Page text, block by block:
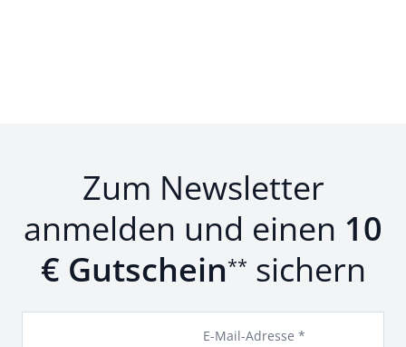
Zum Newsletter
anmelden und einen 10
€ Gutschein** sichern
E-Mail-Adresse *